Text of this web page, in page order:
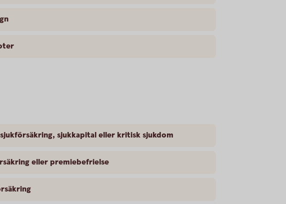
sjukkapital eller kritisk sjukdom
eller premiebefrielse